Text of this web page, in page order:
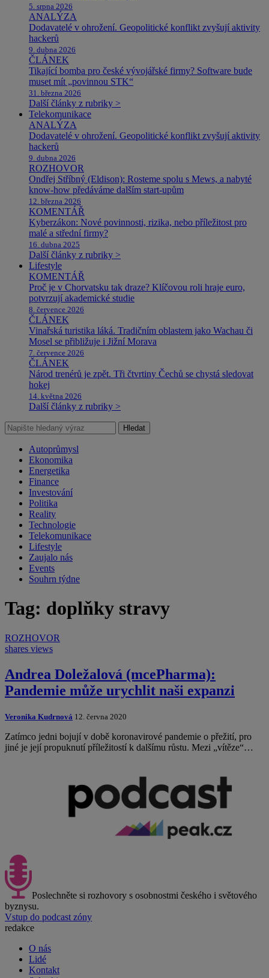
5. srpna 2026
ANALÝZA
Dodavatelé v ohrožení. Geopolitické konflikt zvyšují aktivity
hackerů
9. dubna 2026
ČLÁNEK
Tikající bomba pro české vývojářské firmy? Software bude
muset mít „povinnou STK“
31. března 2026
Další články z rubriky >
Telekomunikace
ANALÝZA
Dodavatelé v ohrožení. Geopolitické konflikt zvyšují aktivity
hackerů
9. dubna 2026
ROZHOVOR
Ondřej Stříbný (Eldison): Rosteme spolu s Mews, a nabyté
know-how předáváme dalším start-upům
12. března 2026
KOMENTÁŘ
Kyberzákon: Nové povinnosti, rizika, nebo příležitost pro
malé a střední firmy?
16. dubna 2025
Další články z rubriky >
Lifestyle
KOMENTÁŘ
Proč je v Chorvatsku tak draze? Klíčovou roli hraje euro,
potvrzují akademické studie
8. července 2026
ČLÁNEK
Vinařská turistika láká. Tradičním oblastem jako Wachau či
Mosel se přibližuje i Jižní Morava
7. července 2026
ČLÁNEK
Národ trenérů je zpět. Tři čtvrtiny Čechů se chystá sledovat
hokej
14. května 2026
Další články z rubriky >
Hledat
Autoprůmysl
Ekonomika
Energetika
Finance
Investování
Politika
Reality
Technologie
Telekomunikace
Lifestyle
Zaujalo nás
Events
Souhrn týdne
Tag: doplňky stravy
ROZHOVOR
shares views
Andrea Doležalová (mcePharma):
Pandemie může urychlit naši expanzi
Veronika Kudrnová 12. června 2020
Zatímco jedni bojují v době koronavirové pandemie o přežití, pro
jiné je její propuknutí příležitostí k dalšímu růstu. Mezi „vítěze“…
Poslechněte si rozhovory s osobnostmi českého i světového
byznysu.
Vstup do podcast zóny
redakce
O nás
Lidé
Kontakt